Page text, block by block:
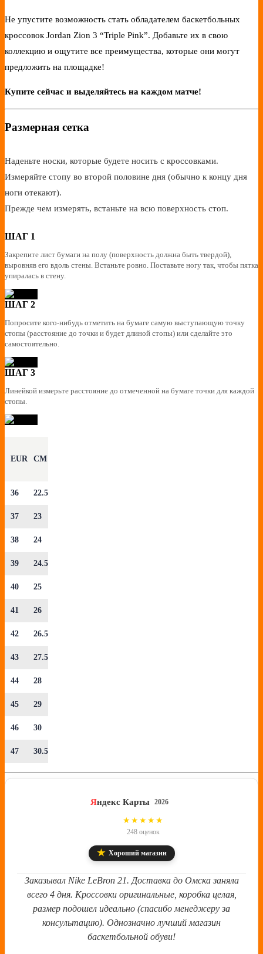
Не упустите возможность стать обладателем баскетбольных
кроссовок Jordan Zion 3 “Triple Pink”. Добавьте их в свою
коллекцию и ощутите все преимущества, которые они могут
предложить на площадке!
Купите сейчас и выделяйтесь на каждом матче!
Размерная сетка
Наденьте носки, которые будете носить с кроссовками.
Измеряйте стопу во второй половине дня (обычно к концу дня
ноги отекают).
Прежде чем измерять, встаньте на всю поверхность стоп.
ШАГ 1
Закрепите лист бумаги на полу (поверхность должна быть твердой),
выровняв его вдоль стены. Встаньте ровно. Поставьте ногу так, чтобы пятка
упиралась в стену.
EUR CM
36 22.5
37 23
38 24
39 24.5
40 25
41 26
42 26.5
43 27.5
44 28
45 29
46 30
47 30.5
ШАГ 2
Попросите кого-нибудь отметить на бумаге самую выступающую точку
стопы (расстояние до точки и будет длиной стопы) или сделайте это
самостоятельно.
ШАГ 3
Линейкой измерьте расстояние до отмеченной на бумаге точки для каждой
стопы.
Яндекс Карты 2026
★★★★★
248 оценок
★ Хороший магазин
Заказывал Nike LeBron 21. Доставка до Омска заняла
всего 4 дня. Кроссовки оригинальные, коробка целая,
размер подошел идеально (спасибо менеджеру за
консультацию). Однозначно лучший магазин
баскетбольной обуви!